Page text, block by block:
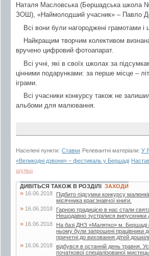
Наталя Масловська (Бершадська школа
ЗОШ), «Наймолодший учасник» – Павло
Всі вони були нагороджені грамотами
Найкращим творчим колективом
вручено цифровий фотоапарат.
Всі учні, які в своїх школах за
цінними подарунками: за перше місце –
іграми.
Всі учасники конкурсу також не
альбоми для малювання.
Населені пункти: Ставки Релевантні матеріали: У
«Великодні дзвони» – фестиваль у Бершаді
шульц
ДИВІТЬСЯ ТАКОЖ В РОЗДІЛІ ЗАХОДИ
» 16.06.2018
Підбито підсумки конкурсу
місячника краєзнавчої книги.
» 16.06.2018
Гарною традицією в нас стали
Нещодавно зустрілися випускники
» 16.06.2018
На базі ДНЗ «Малятко» м. Бершаді
ньому були запрошені працівники
причетні до виховання дітей
» 16.06.2018 відбувся в останній день травня.
початкової спеціалізованої